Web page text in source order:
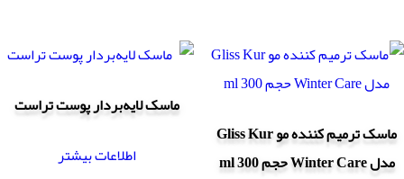
ماسک ترمیم کننده مو Gliss Kur
مدل Winter Care حجم 300 ml
ماسک لایه‌بردار پوست تراست
اطلاعات بیشتر